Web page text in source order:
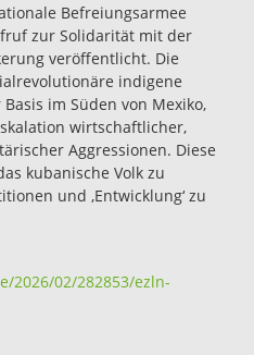
Befreiungsarmee
zur Solidarität mit der
veröffentlicht. Die
indigene
im Süden von Mexiko,
wirtschaftlicher,
Aggressionen. Diese
kubanische Volk zu
und ‚Entwicklung‘ zu
2026/02/282853/ezln-